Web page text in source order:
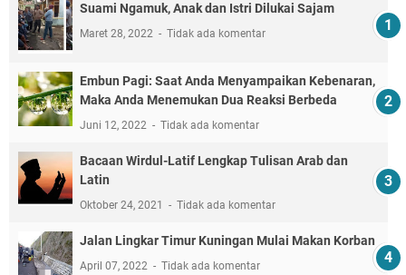
Suami Ngamuk, Anak dan Istri Dilukai Sajam
Maret 28, 2022 Tidak ada komentar
Embun Pagi: Saat Anda Menyampaikan Kebenaran,
Maka Anda Menemukan Dua Reaksi Berbeda
Juni 12, 2022 Tidak ada komentar
Bacaan Wirdul-Latif Lengkap Tulisan Arab dan
Latin
Oktober 24, 2021 Tidak ada komentar
Jalan Lingkar Timur Kuningan Mulai Makan Korban
April 07, 2022 Tidak ada komentar